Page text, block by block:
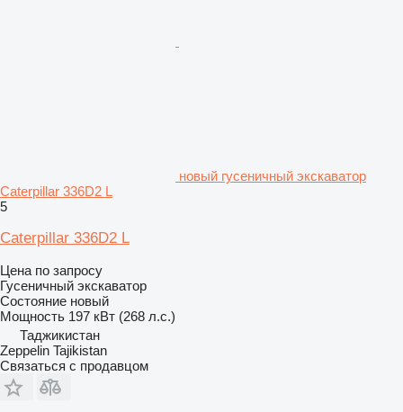
новый гусеничный экскаватор
Caterpillar 336D2 L
5
Caterpillar 336D2 L
Цена по запросу
Гусеничный экскаватор
Состояние новый
Мощность 197 кВт (268 л.с.)
Таджикистан
Zeppelin Tajikistan
Связаться с продавцом